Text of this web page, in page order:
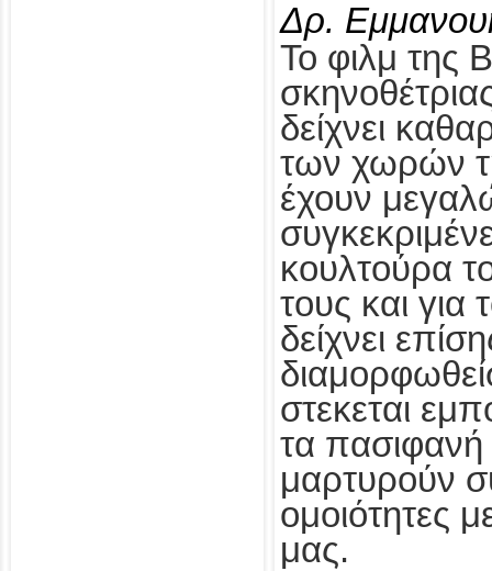
Δρ.
Το φιλμ της
δείχνει
των χωρών
έχουν
κουλτούρα
τους και
δείχνει
στεκεται
τα πασιφανή
μαρτυρούν
ομοιότητες
μας.